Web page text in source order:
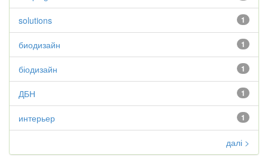
1
solutions
1
биодизайн
1
біодизайн
1
ДБН
1
интерьер
далі >